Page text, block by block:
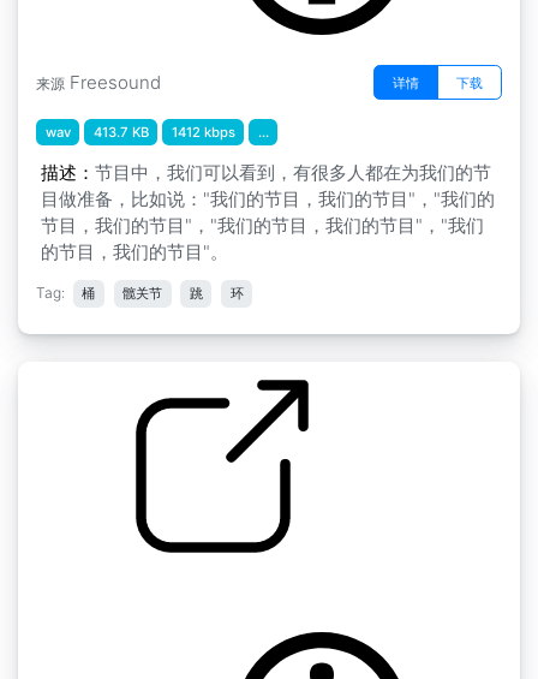
来源 Freesound 详情 下载
wav 413.7 KB 1412 kbps ...
描述： 节目中，我们可以看到，有很多人都在为我们的节
目做准备，比如说："我们的节目，我们的节目"，"我们的
节目，我们的节目"，"我们的节目，我们的节目"，"我们
的节目，我们的节目"。
Tag: 桶 髋关节 跳 环